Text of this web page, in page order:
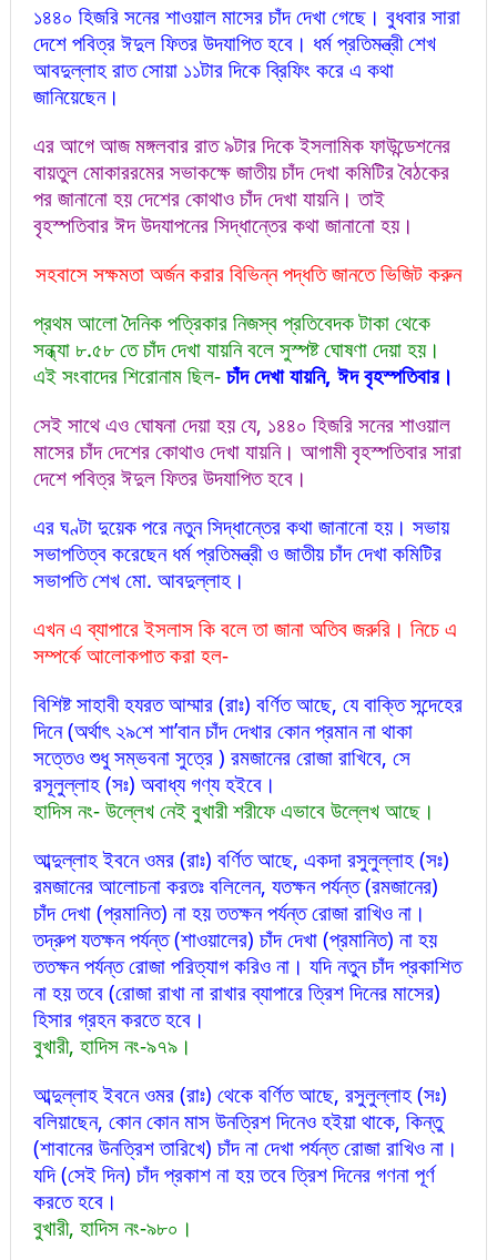
১৪৪০ হিজরি সনের শাওয়াল মাসের চাঁদ দেখা গেছে। বুধবার সারা
দেশে পবিত্র ঈদুল ফিতর উদযাপিত হবে। ধর্ম প্রতিমন্ত্রী শেখ
আবদুল্লাহ রাত সোয়া ১১টার দিকে ব্রিফিং করে এ কথা
জানিয়েছেন।
এর আগে আজ মঙ্গলবার রাত ৯টার দিকে ইসলামিক ফাউন্ডেশনের
বায়তুল মোকাররমের সভাকক্ষে জাতীয় চাঁদ দেখা কমিটির বৈঠকের
পর জানানো হয় দেশের কোথাও চাঁদ দেখা যায়নি। তাই
বৃহস্পতিবার ঈদ উদযাপনের সিদ্ধান্তের কথা জানানো হয়।
সহবাসে সক্ষমতা অর্জন করার বিভিন্ন পদ্ধতি জানতে ভিজিট করুন
প্রথম আলো দৈনিক পত্রিকার নিজস্ব প্রতিবেদক টাকা থেকে
সন্ধ্যা ৮.৫৮ তে চাঁদ দেখা যায়নি বলে সুস্পষ্ট ঘোষণা দেয়া হয়।
এই সংবাদের শিরোনাম ছিল- চাঁদ দেখা যায়নি, ঈদ বৃহস্পতিবার।
সেই সাথে এও ঘোষনা দেয়া হয় যে, ১৪৪০ হিজরি সনের শাওয়াল
মাসের চাঁদ দেশের কোথাও দেখা যায়নি। আগামী বৃহস্পতিবার সারা
দেশে পবিত্র ঈদুল ফিতর উদযাপিত হবে।
এর ঘণ্টা দুয়েক পরে নতুন সিদ্ধান্তের কথা জানানো হয়। সভায়
সভাপতিত্ব করেছেন ধর্ম প্রতিমন্ত্রী ও জাতীয় চাঁদ দেখা কমিটির
সভাপতি শেখ মো. আবদুল্লাহ।
এখন এ ব্যাপারে ইসলাস কি বলে তা জানা অতিব জরুরি। নিচে এ
সম্পর্কে আলোকপাত করা হল-
বিশিষ্ট সাহাবী হযরত আম্মার (রাঃ) বর্ণিত আছে, যে বাক্তি সন্দেহের
দিনে (অর্থাৎ ২৯শে শা’বান চাঁদ দেখার কোন প্রমান না থাকা
সত্তেও শুধু সম্ভবনা সুত্রে ) রমজানের রোজা রাখিবে, সে
রসূলুল্লাহ (সঃ) অবাধ্য গণ্য হইবে।
হাদিস নং- উল্লেখ নেই বুখারী শরীফে এভাবে উল্লেখ আছে।
আব্দুল্লাহ ইবনে ওমর (রাঃ) বর্ণিত আছে, একদা রসুলুল্লাহ (সঃ)
রমজানের আলোচনা করতঃ বলিলেন, যতক্ষন পর্যন্ত (রমজানের)
চাঁদদেখা (প্রমানিত) না হয় ততক্ষন পর্যন্ত রোজা রাখিও না।
তদ্রুপ যতক্ষন পর্যন্ত (শাওয়ালের) চাঁদ দেখা (প্রমানিত) না হয়
ততক্ষন পর্যন্ত রোজা পরিত্যাগ করিও না। যদি নতুন চাঁদ প্রকাশিত
না হয় তবে (রোজা রাখা না রাখার ব্যাপারে ত্রিশ দিনের মাসের)
হিসার গ্রহন করতে হবে।
বুখারী, হাদিস নং-৯৭৯।
আব্দুল্লাহ ইবনে ওমর (রাঃ) থেকে বর্ণিত আছে, রসুলুল্লাহ (সঃ)
বলিয়াছেন, কোন কোন মাস উনত্রিশ দিনেও হইয়া থাকে, কিন্তু
(শাবানের উনত্রিশ তারিখে) চাঁদ না দেখা পর্যন্ত রোজা রাখিও না।
যদি (সেই দিন) চাঁদ প্রকাশ না হয় তবে ত্রিশ দিনের গণনা পূর্ণ
করতে হবে।
বুখারী, হাদিস নং-৯৮০।